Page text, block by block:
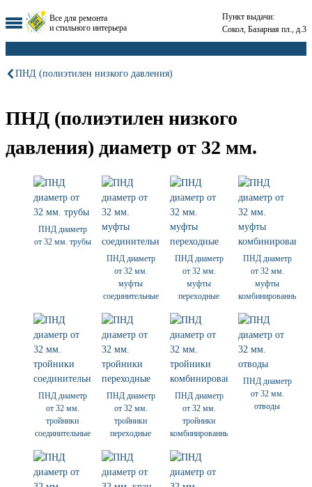
Все для ремонта
и стильного интерьера
Пункт выдачи:
Сокол, Базарная пл., д.3
ПНД (полиэтилен низкого давления)
ПНД (полиэтилен низкого
давления) диаметр от 32 мм.
ПНД диаметр
от 32 мм. трубы
ПНД диаметр
от 32 мм.
муфты
соединительные
ПНД диаметр
от 32 мм.
муфты
переходные
ПНД диаметр
от 32 мм.
муфты
комбинированные
ПНД диаметр
от 32 мм.
тройники
соединительные
ПНД диаметр
от 32 мм.
тройники
переходные
ПНД диаметр
от 32 мм.
тройники
комбинированные
ПНД диаметр
от 32 мм.
отводы